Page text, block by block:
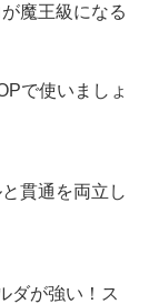
魔王級になる
で使いましょ
貫通を両立し
ダが強い！ス